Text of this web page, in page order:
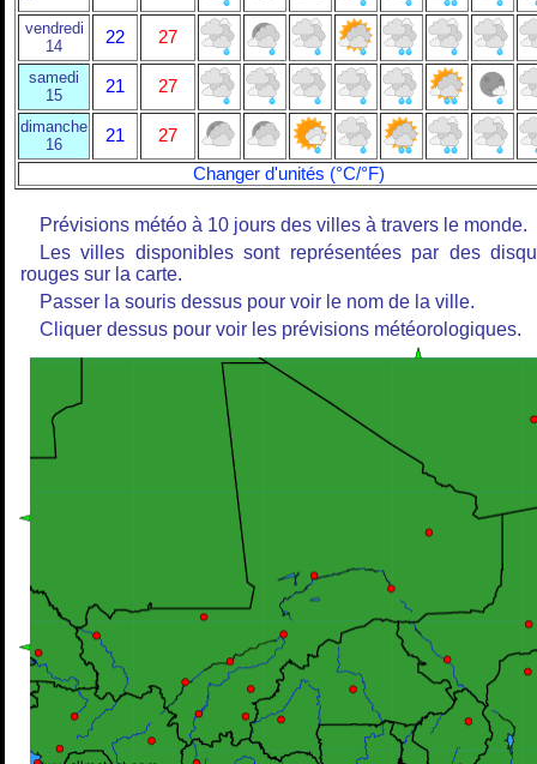
vendredi
14
22 27
samedi
15
21 27
dimanche
16
21
27
Changer d'unités (°C/°F)
Prévisions météo à 10 jours des villes à travers le monde.
Les villes disponibles sont représentées par des
rouges sur la carte.
Passer la souris dessus pour voir le nom de la ville.
Cliquer dessus pour voir les prévisions météorologiques.